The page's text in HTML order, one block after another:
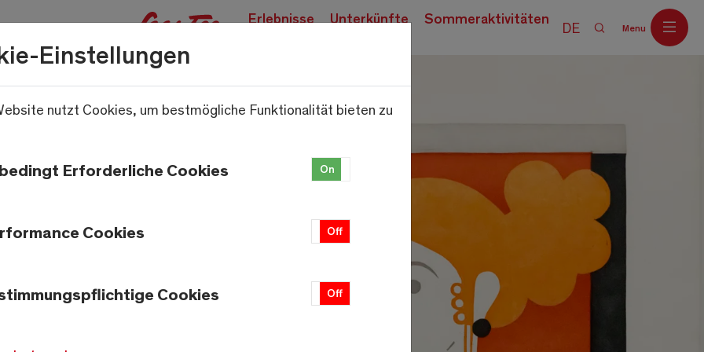
Erlebnisse
Unterkünfte Sommeraktivitäten DE Menu
Einstellungen
nutzt Cookies, um bestmögliche Funktionalität bieten zu
Erforderliche Cookies On
Cookies Off
Cookies Off